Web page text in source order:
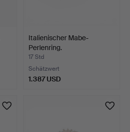
Italienischer Mabe-
Perlenring.
17 Std
Schätzwert
1.387 USD